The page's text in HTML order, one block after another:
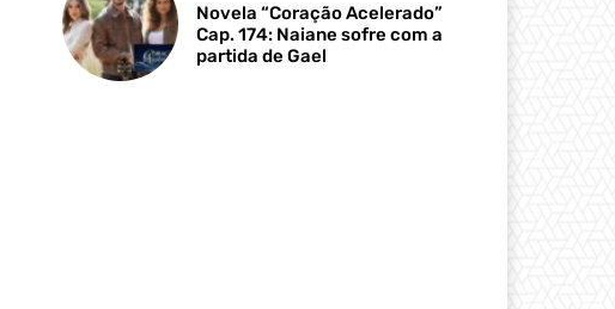
Novela “Coração Acelerado”
Cap. 174: Naiane sofre com a
partida de Gael